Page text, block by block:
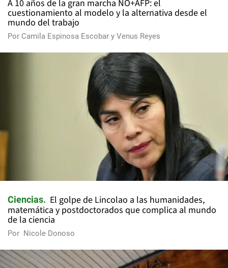
A 10 años de la gran marcha NO+AFP: el
cuestionamiento al modelo y la alternativa desde el
mundo del trabajo
Por Camila Espinosa Escobar y Venus Reyes
Ciencias
El golpe de Lincolao a las humanidades,
matemática y postdoctorados que complica al mundo
de la ciencia
Por Nicole Donoso